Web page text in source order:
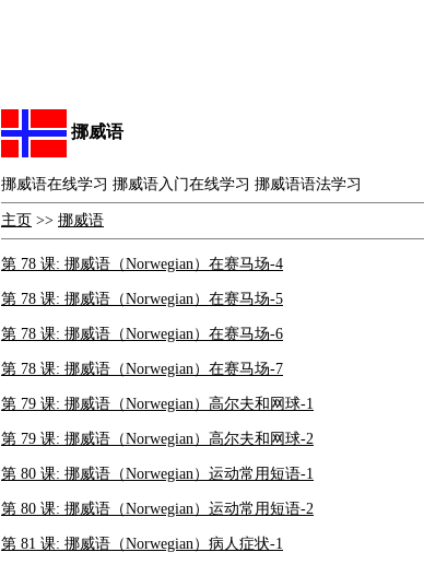
挪威语
挪威语在线学习 挪威语入门在线学习 挪威语语法学习
主页 >> 挪威语
第 78 课: 挪威语（Norwegian）在赛马场-4
第 78 课: 挪威语（Norwegian）在赛马场-5
第 78 课: 挪威语（Norwegian）在赛马场-6
第 78 课: 挪威语（Norwegian）在赛马场-7
第 79 课: 挪威语（Norwegian）高尔夫和网球-1
第 79 课: 挪威语（Norwegian）高尔夫和网球-2
第 80 课: 挪威语（Norwegian）运动常用短语-1
第 80 课: 挪威语（Norwegian）运动常用短语-2
第 81 课: 挪威语（Norwegian）病人症状-1